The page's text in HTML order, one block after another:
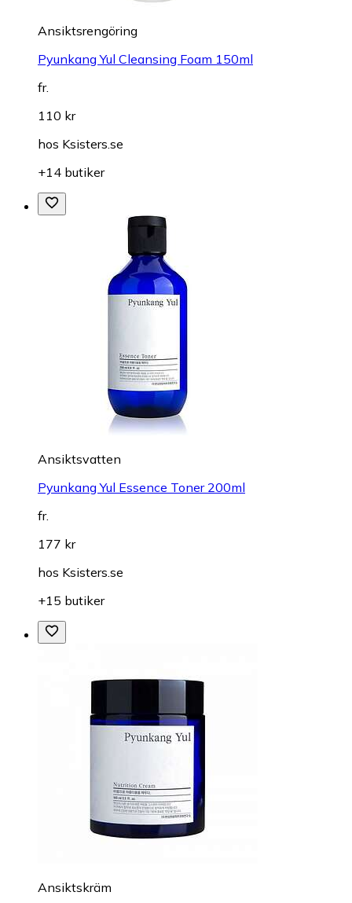
Ansiktsrengöring
Pyunkang Yul Cleansing Foam 150ml
fr.
110 kr
hos Ksisters.se
+14 butiker
Ansiktsvatten
Pyunkang Yul Essence Toner 200ml
fr.
177 kr
hos Ksisters.se
+15 butiker
Ansiktskräm